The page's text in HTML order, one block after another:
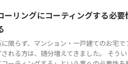
ーリングにコーティングする必
限らず、マンション・一戸建てのお宅で
される方は、随分増えてきました。 そう